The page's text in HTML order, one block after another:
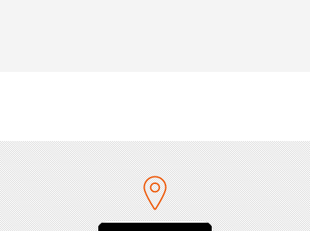
Wichtige Informationen:
keine Garderobe auf dem Boot
Das Event findet auch bei Regen statt. Das Boot kann
regensicher gemacht werden.